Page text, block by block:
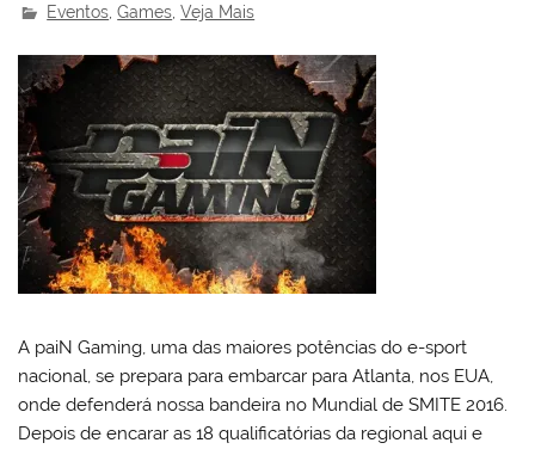
Eventos ,Games ,Veja Mais
A paiN Gaming, uma das maiores potências do e-sport
nacional, se prepara para embarcar para Atlanta, nos EUA,
onde defenderá nossa bandeira no Mundial de SMITE 2016.
Depois de encarar as 18 qualificatórias da regional aqui e